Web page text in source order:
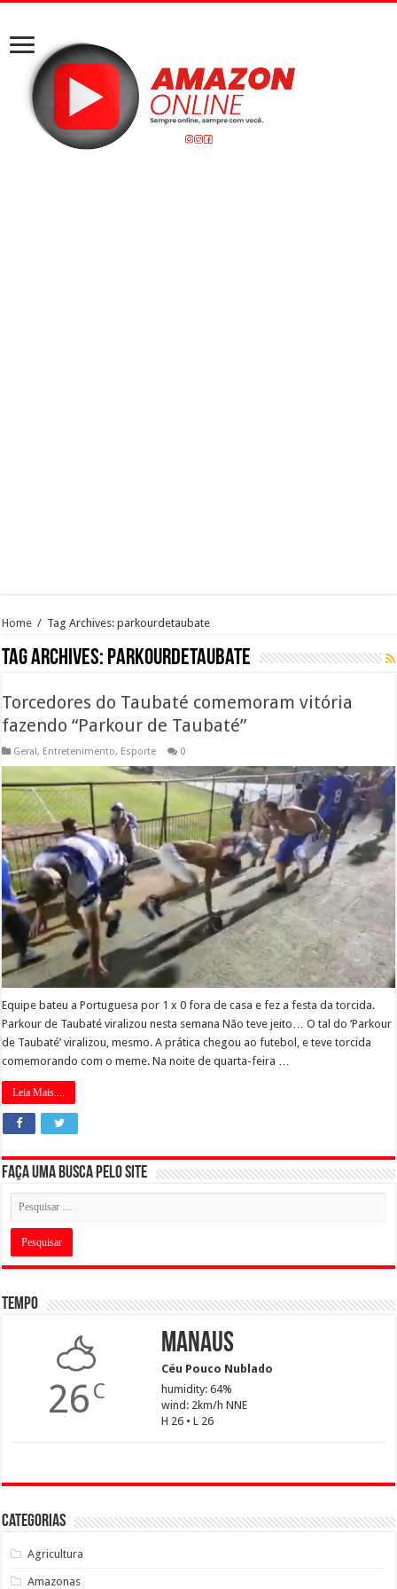
Home / Tag Archives: parkourdetaubate
Tag Archives: parkourdetaubate
Torcedores do Taubaté comemoram vitória
fazendo “Parkour de Taubaté”
Geral, Entretenimento, Esporte 0
Equipe bateu a Portuguesa por 1 x 0 fora de casa e fez a festa da torcida.
Parkour de Taubaté viralizou nesta semana Não teve jeito… O tal do ‘Parkour
de Taubaté’ viralizou, mesmo. A prática chegou ao futebol, e teve torcida
comemorando com o meme. Na noite de quarta-feira …
Leia Mais....
Faça uma busca pelo Site
Tempo
26 C
Manaus
Céu Pouco Nublado
humidity: 64%
wind: 2km/h NNE
H 26 • L 26
Categorias
Agricultura
Amazonas